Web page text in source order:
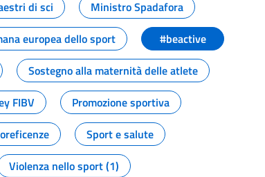
di sci
Ministro Spadafora
europea dello sport
#beactive
Sostegno alla maternità delle atlete
FIBV
Promozione sportiva
Sport e salute
Violenza nello sport (1)